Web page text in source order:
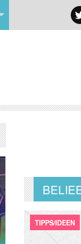
TIPPS/IDEEN